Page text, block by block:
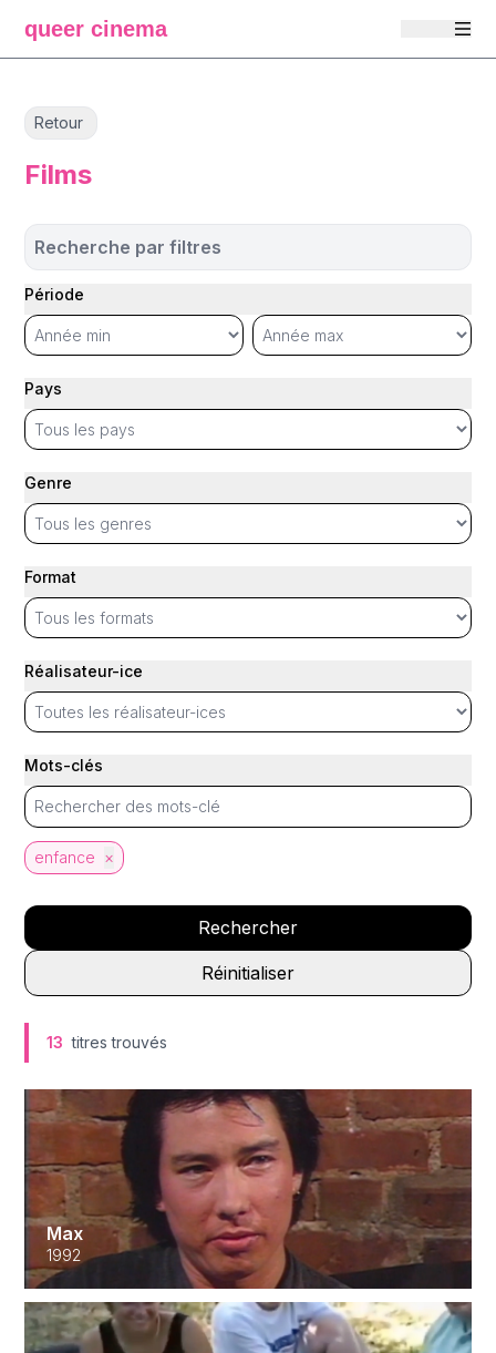
queer cinema
Retour
Films
Recherche par filtres
Période
Pays
Genre
Format
Réalisateur-ice
Mots-clés
enfance ×
Rechercher
Réinitialiser
13 titres trouvés
Max
1992